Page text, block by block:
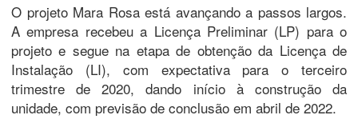
O projeto Mara Rosa está avançando a passos largos.
A empresa recebeu a Licença Preliminar (LP) para o
projeto e segue na etapa de obtenção da Licença de
Instalação (LI), com expectativa para o terceiro
trimestre de 2020, dando início à construção da
unidade, com previsão de conclusão em abril de 2022.